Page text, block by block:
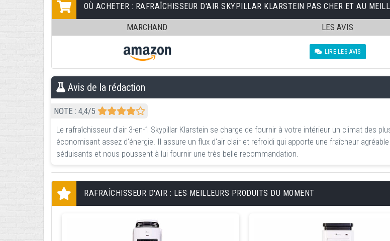
OÙ ACHETER : RAFRAÎCHISSEUR D'AIR SKYPILLAR KLARSTEIN PAS CHER ET AU
MARCHAND LES AVIS
LIRE LES AVIS
Avis de la rédaction
NOTE : 4,4/5
Le rafraîchisseur d'air 3-en-1 Skypillar Klarstein se charge de fournir à votre intérieur un climat des
économisant assez d’énergie. Il assure un flux d'air clair et refroidi qui apporte une fraîcheur
séduisants et nous poussent à lui fournir une très belle recommandation.
RAFRAÎCHISSEUR D'AIR : LES MEILLEURS PRODUITS DU MOMENT